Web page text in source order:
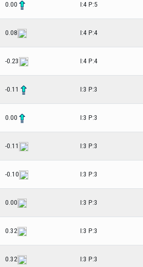
0.00 I:4 P:5
0.08 I:4 P:4
-0.23 I:4 P:4
-0.11 I:3 P:3
0.00 I:3 P:3
-0.11 I:3 P:3
-0.10 I:3 P:3
0.00 I:3 P:3
0.32 I:3 P:3
0.32 I:3 P:3